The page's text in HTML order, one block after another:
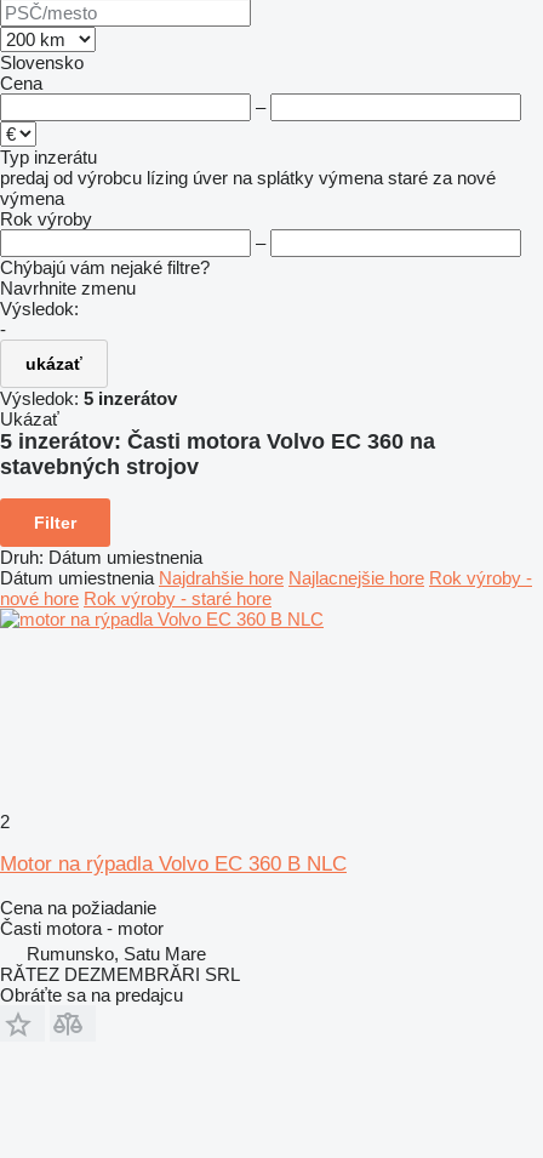
Slovensko
Cena
–
Typ inzerátu
predaj od výrobcu lízing úver na splátky výmena staré za nové
výmena
Rok výroby
–
Chýbajú vám nejaké filtre?
Navrhnite zmenu
Výsledok:
-
ukázať
Výsledok: 5 inzerátov
Ukázať
5 inzerátov: Časti motora Volvo EC 360 na
stavebných strojov
Filter
Druh: Dátum umiestnenia
Dátum umiestnenia Najdrahšie hore Najlacnejšie hore Rok výroby -
nové hore Rok výroby - staré hore
2
Motor na rýpadla Volvo EC 360 B NLC
Cena na požiadanie
Časti motora - motor
Rumunsko, Satu Mare
RĂTEZ DEZMEMBRĂRI SRL
Obráťte sa na predajcu